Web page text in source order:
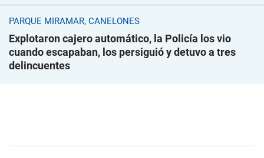
PARQUE MIRAMAR, CANELONES
Explotaron cajero automático, la Policía los vio
cuando escapaban, los persiguió y detuvo a tres
delincuentes